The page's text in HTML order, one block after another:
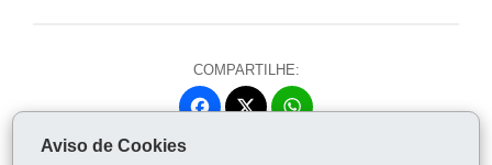
COMPARTILHE:
Fa
W
Aviso de Cookies